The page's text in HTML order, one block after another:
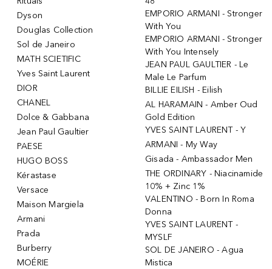
Dyson
Douglas Collection
Sol de Janeiro
MATH SCIETIFIC
Yves Saint Laurent
DIOR
CHANEL
Dolce & Gabbana
Jean Paul Gaultier
PAESE
HUGO BOSS
Kérastase
Versace
Maison Margiela
Armani
Prada
Burberry
MOÉRIE
EMPORIO ARMANI - Stronger
With You
EMPORIO ARMANI - Stronger
With You Intensely
JEAN PAUL GAULTIER - Le
Male Le Parfum
BILLIE EILISH - Eilish
AL HARAMAIN - Amber Oud
Gold Edition
YVES SAINT LAURENT - Y
ARMANI - My Way
Gisada - Ambassador Men
THE ORDINARY - Niacinamide
10% + Zinc 1%
VALENTINO - Born In Roma
Donna
YVES SAINT LAURENT -
MYSLF
SOL DE JANEIRO - Agua
Mistica